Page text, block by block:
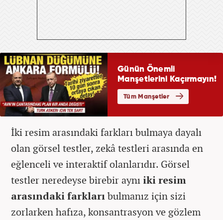
İki resim arasındaki farkları bulmaya dayalı
olan görsel testler, zekâ testleri arasında en
eğlenceli ve interaktif olanlarıdır. Görsel
testler neredeyse birebir aynı iki resim
arasındaki farklarıbulmanız için sizi
zorlarken hafıza, konsantrasyon ve gözlem